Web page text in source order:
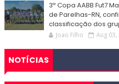
3ª Copa AABB Fut7
de Parelhas-RN,
classificação dos
Joao Filho Aug 03,
NOTÍCIAS